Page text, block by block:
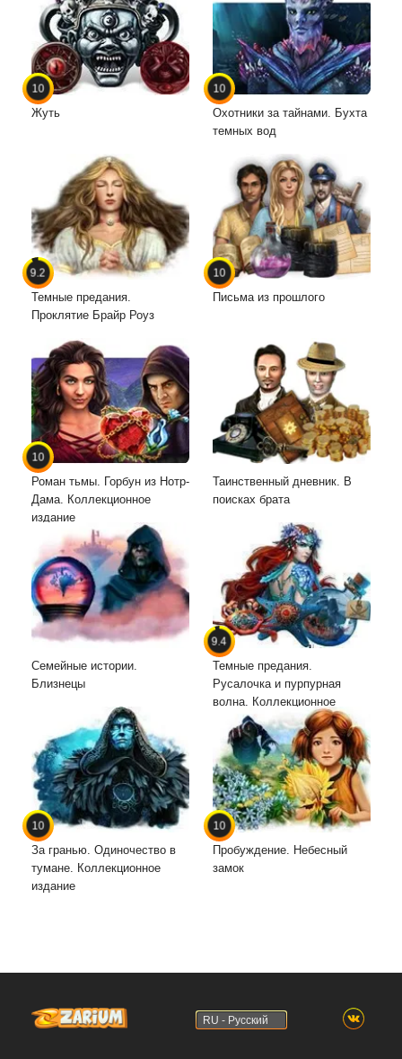
10
Жуть
10
Охотники за тайнами. Бухта
темных вод
9.2
Темные предания.
Проклятие Брайр Роуз
10
Письма из прошлого
10
Роман тьмы. Горбун из Нотр-
Дама. Коллекционное
издание
Таинственный дневник. В
поисках брата
Семейные истории.
Близнецы
9.4
Темные предания.
Русалочка и пурпурная
волна. Коллекционное
издание
10
За гранью. Одиночество в
тумане. Коллекционное
издание
10
Пробуждение. Небесный
замок
RU - Русский